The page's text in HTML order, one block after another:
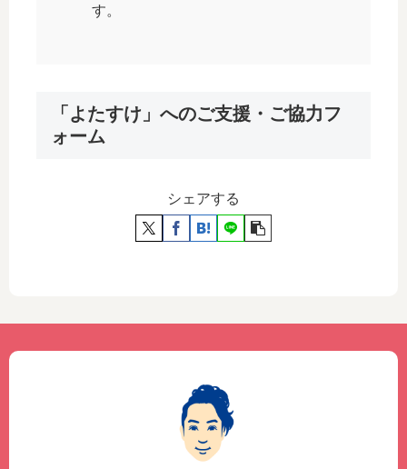
す。
「よたすけ」へのご支援・ご協力フ
ォーム
シェアする